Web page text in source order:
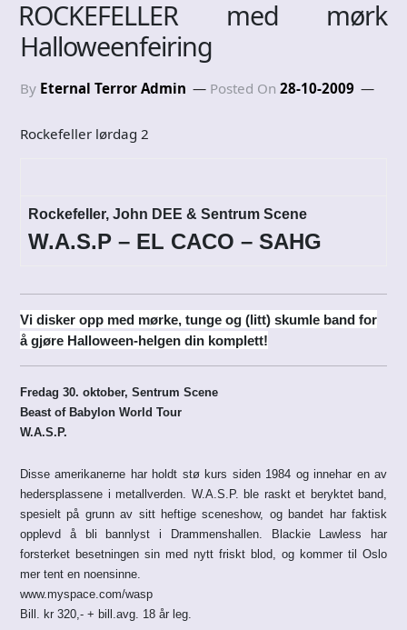
ROCKEFELLER med mørk
Halloweenfeiring
By Eternal Terror Admin Posted On 28-10-2009
Rockefeller lørdag 2
Rockefeller, John DEE & Sentrum Scene
W.A.S.P – EL CACO – SAHG
Vi disker opp med mørke, tunge og (litt) skumle band for
å gjøre Halloween-helgen din komplett!
Fredag 30. oktober, Sentrum Scene
Beast of Babylon World Tour
W.A.S.P.
Disse amerikanerne har holdt stø kurs siden 1984 og innehar en av
hedersplassene i metallverden. W.A.S.P. ble raskt et beryktet band,
spesielt på grunn av sitt heftige sceneshow, og bandet har faktisk
opplevd å bli bannlyst i Drammenshallen. Blackie Lawless har
forsterket besetningen sin med nytt friskt blod, og kommer til Oslo
mer tent en noensinne.
www.myspace.com/wasp
Bill. kr 320,- + bill.avg. 18 år leg.